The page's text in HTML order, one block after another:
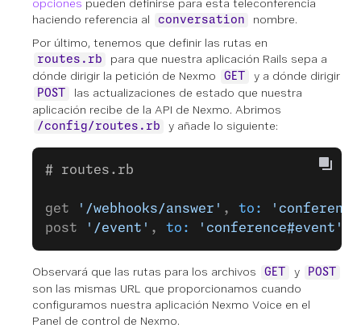
opciones pueden definirse para esta teleconferencia
haciendo referencia al
conversation
nombre.
Por último, tenemos que definir las rutas en
routes.rb
para que nuestra aplicación Rails sepa a
dónde dirigir la petición de Nexmo
GET y a dónde dirigir
POST
las actualizaciones de estado que nuestra
aplicación recibe de la API de Nexmo. Abrimos
/config/routes.rb y añade lo siguiente:
# routes.rb
get '/webhooks/answer' , to:
post
'/event' , to: 'conference#event'
Observará que las rutas para los archivos GET y POST
son las mismas URL que proporcionamos cuando
configuramos nuestra aplicación Nexmo Voice en el
Panel de control de Nexmo.